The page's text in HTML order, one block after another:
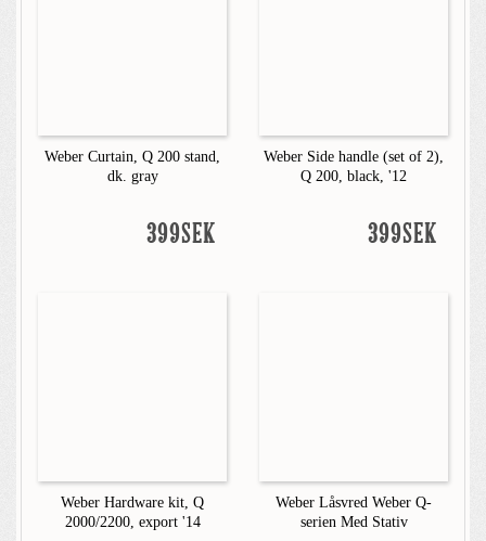
Weber Curtain, Q 200 stand,
dk. gray
399SEK
Weber Side handle (set of 2),
Q 200, black, '12
399SEK
Weber Hardware kit, Q
2000/2200, export '14
Weber Låsvred Weber Q-
serien Med Stativ